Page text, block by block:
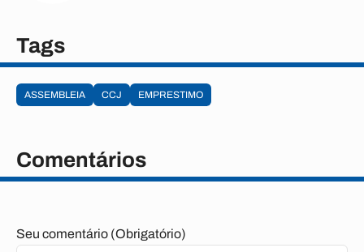
Tags
ASSEMBLEIA CCJ EMPRESTIMO
Comentários
Seu comentário (Obrigatório)